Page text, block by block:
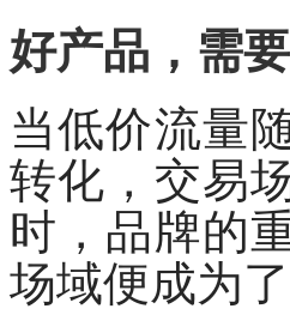
好产品，需
当低价流量
转化，交易
时，品牌的
场域便成为